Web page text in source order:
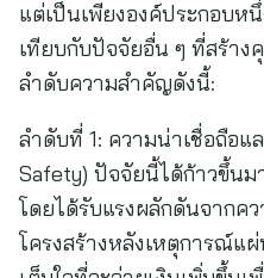
แต่เป็นเพียงองค์ประกอบห
เทียบกับปัจจัยอื่น ๆ ที่สร้าง
ลำดับความสำคัญดังนี้:
ลำดับที่ 1: ความน่าเชื่อถือแ
Safety) ปัจจัยนี้ได้ก้าวขึ้น
โดยได้รับแรงผลักดันจากค
โครงสร้างหลังเหตุการณ์แ